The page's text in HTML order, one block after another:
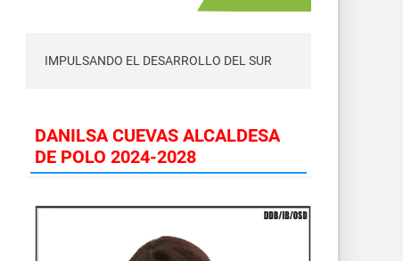
IMPULSANDO EL DESARROLLO DEL SUR
DANILSA CUEVAS ALCALDESA
DE POLO 2024-2028